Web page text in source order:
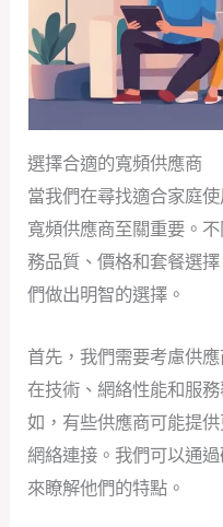
選擇合適的寬頻供應商
當我們在尋找適合家庭
寬頻供應商至關重要。
務品質、價格和套餐選
們做出明智的選擇。
首先，我們需要考慮供
在技術、網絡性能和服
如，有些供應商可能提
網絡連接。我們可以通
來瞭解他們的特點。